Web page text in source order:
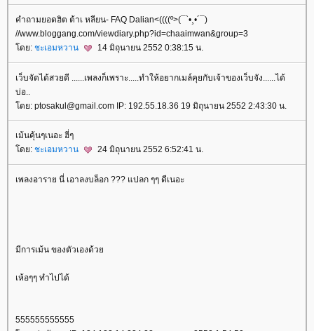
คำถามยอดฮิต ต้าเ หลียน- FAQ Dalian<((((º>(¯`•¸•´¯)
//www.bloggang.com/viewdiary.php?id=chaaimwan&group=3
ดย: ชะเอมหวาน 14 มิถุนายน 2552 0:38:15 น.
เว็บจัดได้สวยดี ......เพลงก็เพราะ.....ทำให้อยากเมล์คุยกับเจ้าของเว็บจัง......ได้
บ่อ..
ดย: ptosakul@gmail.com IP: 192.55.18.36 19 มิถุนายน 2552 2:43:30 น.
เม้นคุ้นๆเนอะ ฮี่ๆ
ดย: ชะเอมหวาน 24 มิถุนายน 2552 6:52:41 น.
เพลงอาราย นี่ เอาลงบล็อก ??? แปลก ๆๆ ดีเนอะ
มีการเม้น ของตัวเองด้ว
เห้อๆๆ ทำไปได้
555555555555